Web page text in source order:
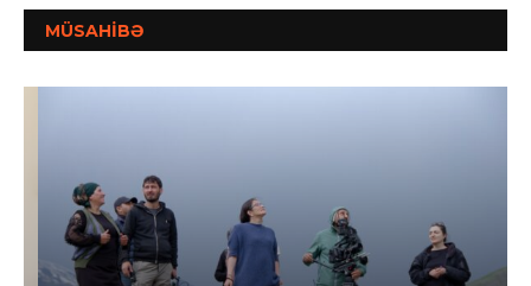
MÜSAHİBƏ